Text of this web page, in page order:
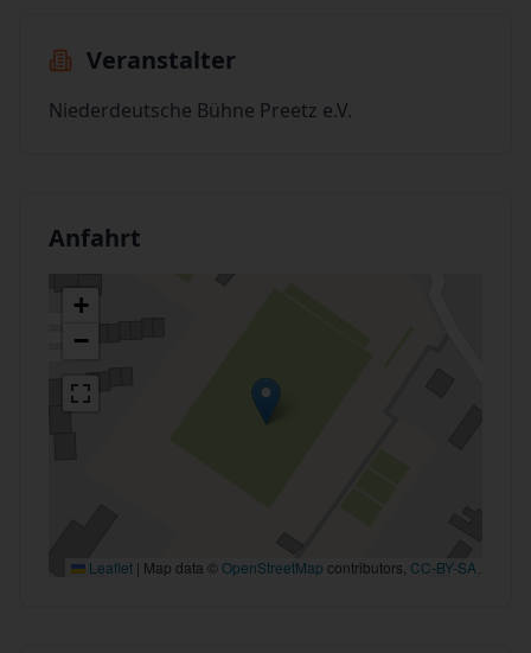
Veranstalter
Niederdeutsche Bühne Preetz e.V.
Anfahrt
+
−
Leaflet | Map data © OpenStreetMap contributors, CC-BY-SA